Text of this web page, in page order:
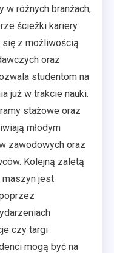
w różnych branżach,
ścieżki kariery.
z możliwością
oraz
studentom na
już w trakcie nauki.
stażowe oraz
młodym
zawodowych oraz
Kolejną zaletą
maszyn jest
czy targi
mogą być na